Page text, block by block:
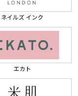
ネイルズ インク
エカト